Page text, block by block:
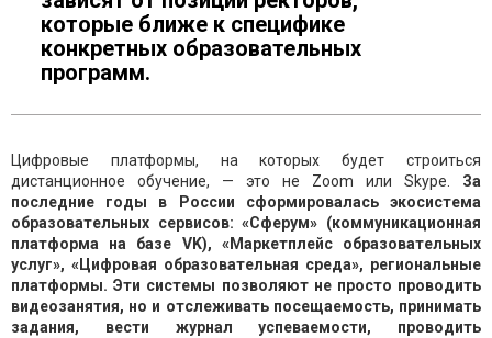
которые ближе к специфике
конкретных образовательных
программ.
Цифровые платформы, на которых будет строиться
дистанционное обучение, — это не Zoom или Skype. За
последние годы в России сформировалась экосистема
образовательных сервисов: «Сферум» (коммуникационная
платформа на базе VK), «Маркетплейс образовательных
услуг», «Цифровая образовательная среда», региональные
платформы. Эти системы позволяют не просто проводить
видеозанятия, но и отслеживать посещаемость, принимать
задания, вести журнал успеваемости, проводить